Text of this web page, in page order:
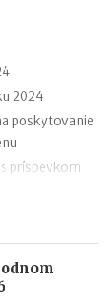
2024
poskytovanie
príspevkom
od
obchodného